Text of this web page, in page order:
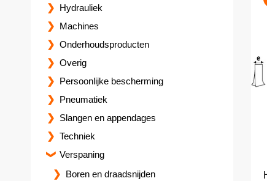
Hydrauliek
Machines
Onderhoudsproducten
Overig
Persoonlijke bescherming
Pneumatiek
Slangen en appendages
Techniek
Verspaning
Boren en draadsnijden